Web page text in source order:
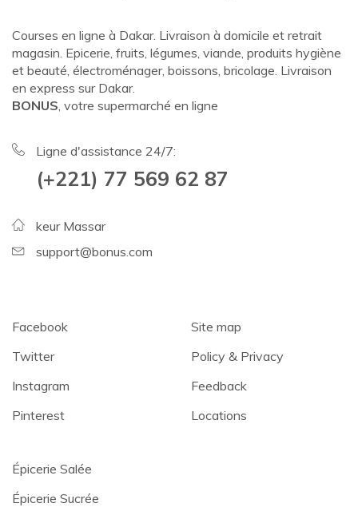
Courses en ligne à Dakar. Livraison à domicile et retrait
magasin. Epicerie, fruits, légumes, viande, produits hygiène
et beauté, électroménager, boissons, bricolage. Livraison
en express sur Dakar.
BONUS, votre supermarché en ligne
Ligne d'assistance 24/7:
(+221) 77 569 62 87
keur Massar
support@bonus.com
Facebook
Twitter
Instagram
Pinterest
Site map
Policy & Privacy
Feedback
Locations
Épicerie Salée
Épicerie Sucrée